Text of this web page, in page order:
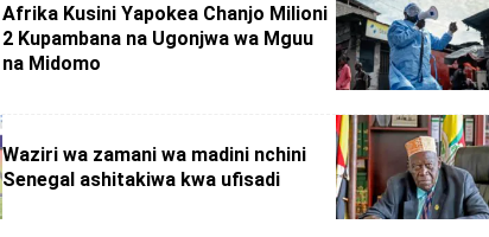
Afrika Kusini Yapokea Chanjo Milioni
2 Kupambana na Ugonjwa wa Mguu
na Midomo
Waziri wa zamani wa madini nchini
Senegal ashitakiwa kwa ufisadi